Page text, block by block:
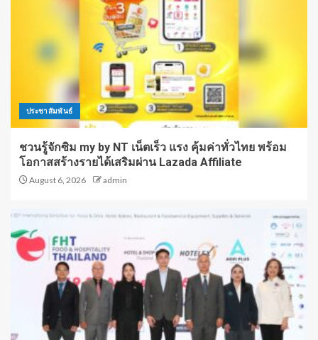
ประชาสัมพันธ์
ชวนรู้จักซิม my by NT เน็ตเร็ว แรง คุ้มค่าทั่วไทย พร้อม
โอกาสสร้างรายได้เสริมผ่าน Lazada Affiliate
August 6, 2026 admin